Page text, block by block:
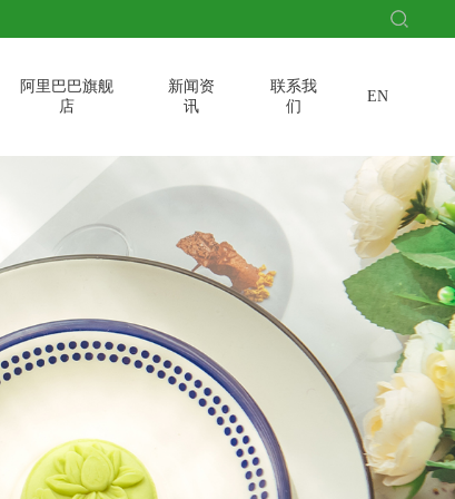
阿里巴巴旗舰
店
新闻资
讯
联系我
们
EN